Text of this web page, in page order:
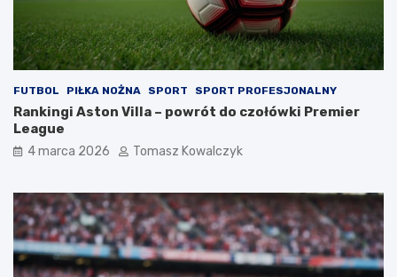
FUTBOL PIŁKA NOŻNA SPORT SPORT PROFESJONALNY
Rankingi Aston Villa – powrót do czołówki Premier
League
4 marca 2026 Tomasz Kowalczyk